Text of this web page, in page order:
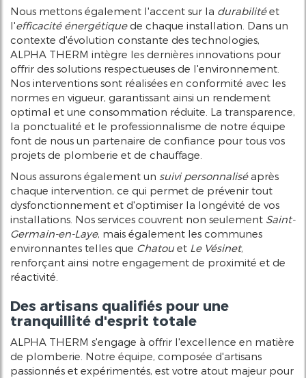
Nous mettons également l'accent sur la durabilitéet
l'efficacité énergétiquede chaque installation. Dans un
contexte d'évolution constante des technologies,
ALPHA THERM intègre les dernières innovations pour
offrir des solutions respectueuses de l'environnement.
Nos interventions sont réalisées en conformité avec les
normes en vigueur, garantissant ainsi un rendement
optimal et une consommation réduite. La transparence,
la ponctualité et le professionnalisme de notre équipe
font de nous un partenaire de confiance pour tous vos
projets de plomberie et de chauffage.
Nous assurons également un suivi personnaliséaprès
chaque intervention, ce qui permet de prévenir tout
dysfonctionnement et d'optimiser la longévité de vos
installations. Nos services couvrent non seulement Saint-
Germain-en-Laye, mais également les communes
environnantes telles que Chatouet Le Vésinet,
renforçant ainsi notre engagement de proximité et de
réactivité.
Des artisans qualifiés pour une
tranquillité d'esprit totale
ALPHA THERM s'engage à offrir l'excellence en matière
de plomberie. Notre équipe, composée d'artisans
passionnés et expérimentés, est votre atout majeur pour